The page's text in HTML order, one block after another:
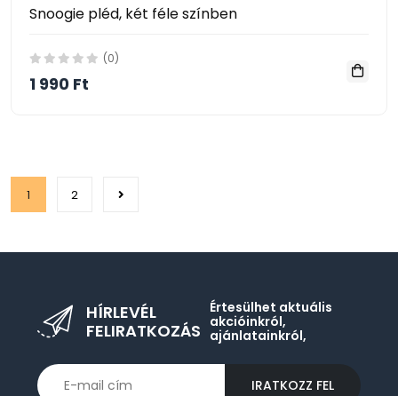
Snoogie pléd, két féle színben
(0)
1 990 Ft
1 2
HÍRLEVÉL
FELIRATKOZÁS
Értesülhet aktuális
akcióinkról,
ajánlatainkról,
IRATKOZZ FEL